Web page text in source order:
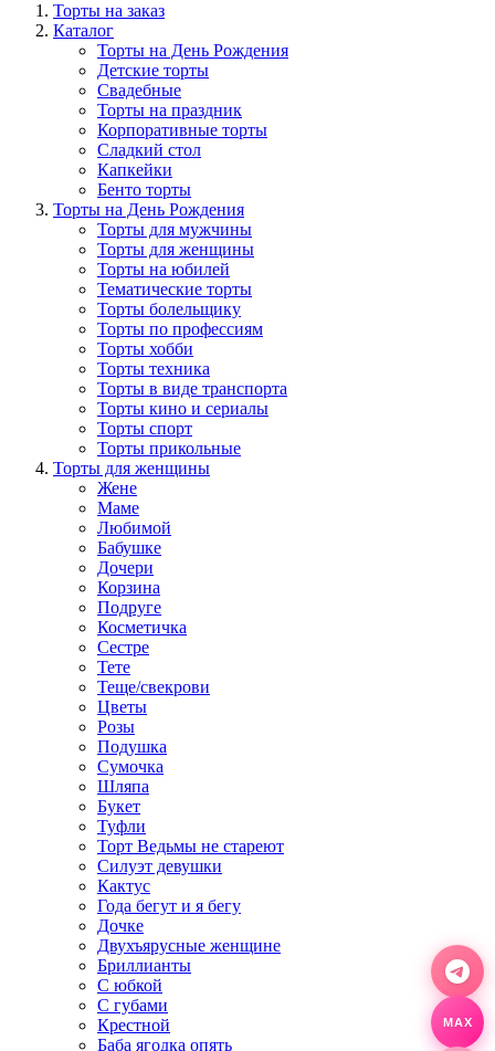
Торты на заказ
Каталог
Торты на День Рождения
Детские торты
Свадебные
Торты на праздник
Корпоративные торты
Сладкий стол
Капкейки
Бенто торты
Торты на День Рождения
Торты для мужчины
Торты для женщины
Торты на юбилей
Тематические торты
Торты болельщику
Торты по профессиям
Торты хобби
Торты техника
Торты в виде транспорта
Торты кино и сериалы
Торты спорт
Торты прикольные
Торты для женщины
Жене
Маме
Любимой
Бабушке
Дочери
Корзина
Подруге
Косметичка
Сестре
Тете
Теще/свекрови
Цветы
Розы
Подушка
Сумочка
Шляпа
Букет
Туфли
Торт Ведьмы не стареют
Силуэт девушки
Кактус
Года бегут и я бегу
Дочке
Двухъярусные женщине
Бриллианты
С юбкой
С губами
Крестной
Баба ягодка опять
MAX